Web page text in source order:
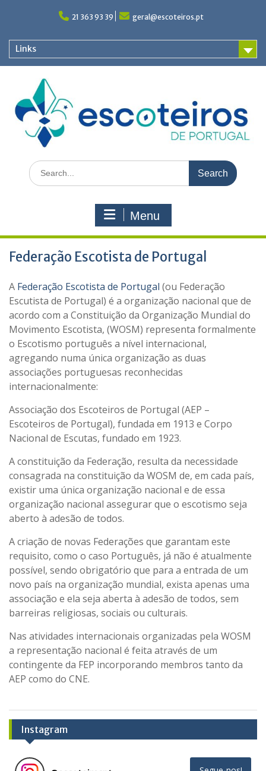
21 363 93 39 geral@escoteiros.pt
Links
Search
for:
Menu
Federação Escotista de Portugal
A Federação Escotista de Portugal (ou Federação
Escutista de Portugal) é a organização nacional que de
acordo com a Constituição da Organização Mundial do
Movimento Escotista, (WOSM) representa formalmente
o Escotismo português a nível internacional,
agregando numa única organização as duas
associações portuguesas reconhecidas
internacionalmente:
Associação dos Escoteiros de Portugal (AEP –
Escoteiros de Portugal), fundada em 1913 e Corpo
Nacional de Escutas, fundado em 1923.
A constituição da Federação, resulta da necessidade
consagrada na constituição da WOSM de, em cada país,
existir uma única organização nacional e de essa
organização nacional assegurar que o escotismo seja
aberto à adesão de todos.
A criação de novas Federações que garantam este
requisito, como o caso Português, já não é atualmente
possível, sendo obrigatório que para a entrada de um
novo país na organização mundial, exista apenas uma
associação e ela seja aberta à adesão de todos, sem
barreiras religiosas, sociais ou culturais.
Nas atividades internacionais organizadas pela WOSM
a representação nacional é feita através de um
contingente da FEP incorporando membros tanto da
AEP como do CNE.
Instagram